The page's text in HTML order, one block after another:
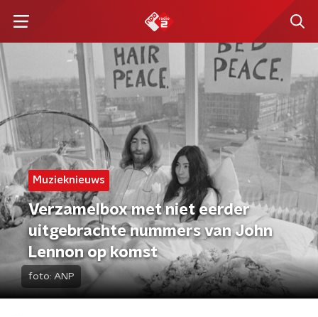
Muzieknieuws
Verzamelbox met niet eerder
uitgebrachte nummers van John
Lennon op komst
foto: ANP